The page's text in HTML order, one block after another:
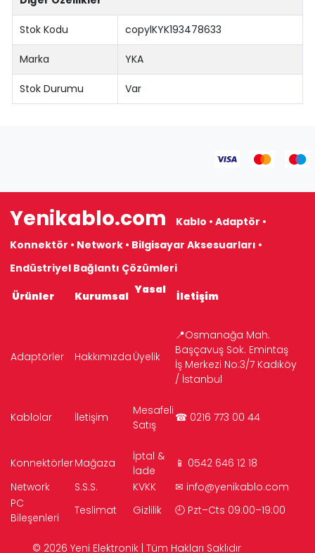
Stok Kodu copylKYK193478633
Marka YKA
Stok Durumu Var
Yenikablo.com
Kablo • Adaptör •
Konnektör • Network • Bilgisayar Aksesuarları •
Endüstriyel Bağlantı Çözümleri
Ürünler
Kurumsal Yasal İletişim
Adaptörler Hakkımızda Üyelik
📍Osmanağa Mah.
Başçavuş Sok. Emintaş
İş Merkezi No:3/7 Kadıköy
/ İstanbul
Kablolar İletişim
Mesafeli
Satış
☎ 0216 773 00 44
KonnektörlerMağaza
İptal &
İade
📱 0542 646 12 18
Network
S.S.S. KVKK ✉ info@yenikablo.com
PC
Bileşenleri
Teslimat Gizlilik 🕘 Pzt–Cts 09:00–19:00
© 2026 Yeni Elektronik | Tüm Hakları Saklıdır